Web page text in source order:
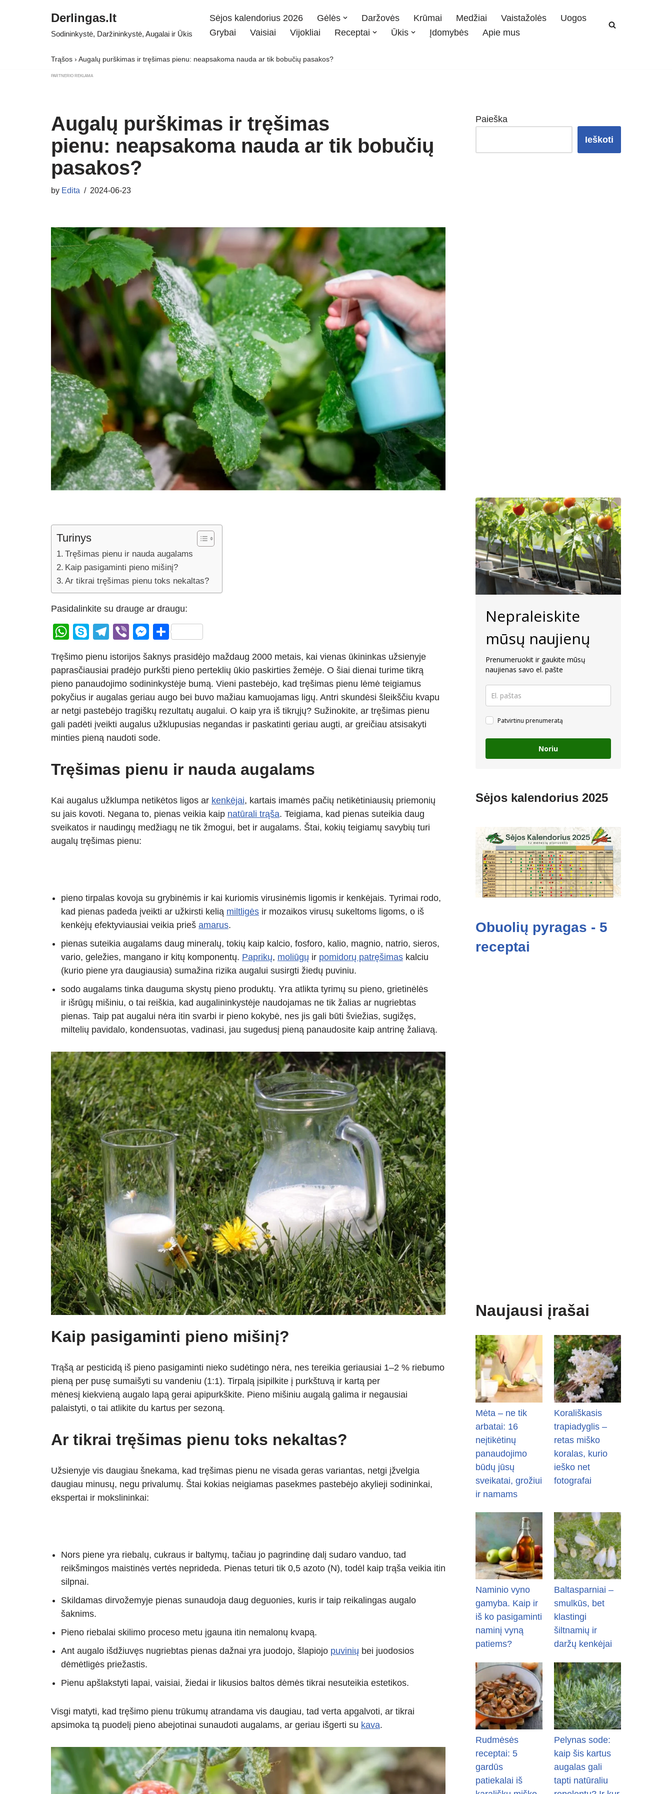
Derlingas.lt
Sodininkystė, Daržininkystė, Augalai ir Ūkis
Sėjos kalendorius 2026 Gėlės Daržovės Krūmai Medžiai Vaistažolės
Uogos
Grybai
Vaisiai Vijokliai Receptai Ūkis Įdomybės Apie mus
Trąšos › Augalų purškimas ir tręšimas pienu: neapsakoma nauda ar tik bobučių pasakos?
PARTNERIO REKLAMA
Augalų purškimas ir tręšimas
pienu: neapsakoma nauda ar tik bobučių
pasakos?
by Edita 2024-06-23
Turinys
Tręšimas pienu ir nauda augalams
Kaip pasigaminti pieno mišinį?
Ar tikrai tręšimas pienu toks nekaltas?
Pasidalinkite su drauge ar draugu:
W
at
s
A
p
p
S
p
e
T
e
gr
a
m
Vi
er
M
ss
e
n
g
er
S
ar
e
Tręšimo pienu istorijos šaknys prasidėjo maždaug 2000 metais, kai vienas ūkininkas užsienyje
paprasčiausiai pradėjo purkšti pieno perteklių ūkio paskirties žemėje. O šiai dienai turime tikrą
pieno panaudojimo sodininkystėje bumą. Vieni pastebėjo, kad tręšimas pienu lėmė teigiamus
pokyčius ir augalas geriau augo bei buvo mažiau kamuojamas ligų. Antri skundėsi šleikščiu kvapu
ar netgi pastebėjo tragiškų rezultatų augalui. O kaip yra iš tikrųjų? Sužinokite, ar tręšimas pienu
gali padėti įveikti augalus užklupusias negandas ir paskatinti geriau augti, ar greičiau atsisakyti
minties pieną naudoti sode.
Tręšimas pienu ir nauda augalams
Kai augalus užklumpa netikėtos ligos ar kenkėjai, kartais imamės pačių netikėtiniausių priemonių
su jais kovoti. Negana to, pienas veikia kaip natūrali trąša. Teigiama, kad pienas suteikia daug
sveikatos ir naudingų medžiagų ne tik žmogui, bet ir augalams. Štai, kokių teigiamų savybių turi
augalų tręšimas pienu:
pieno tirpalas kovoja su grybinėmis ir kai kuriomis virusinėmis ligomis ir kenkėjais. Tyrimai rodo,
kad pienas padeda įveikti ar užkirsti kelią miltligės ir mozaikos virusų sukeltoms ligoms, o iš
kenkėjų efektyviausiai veikia prieš amarus.
pienas suteikia augalams daug mineralų, tokių kaip kalcio, fosforo, kalio, magnio, natrio, sieros,
vario, geležies, mangano ir kitų komponentų. Paprikų, moliūgų ir pomidorų patręšimas kalciu
(kurio piene yra daugiausia) sumažina rizika augalui susirgti žiedų puviniu.
sodo augalams tinka dauguma skystų pieno produktų. Yra atlikta tyrimų su pieno, grietinėlės
ir išrūgų mišiniu, o tai reiškia, kad augalininkystėje naudojamas ne tik žalias ar nugriebtas
pienas. Taip pat augalui nėra itin svarbi ir pieno kokybė, nes jis gali būti šviežias, sugižęs,
miltelių pavidalo, kondensuotas, vadinasi, jau sugedusį pieną panaudosite kaip antrinę žaliavą.
Kaip pasigaminti pieno mišinį?
Trąšą ar pesticidą iš pieno pasigaminti nieko sudėtingo nėra, nes tereikia geriausiai 1–2 % riebumo
pieną per pusę sumaišyti su vandeniu (1:1). Tirpalą įsipilkite į purkštuvą ir kartą per
mėnesį kiekvieną augalo lapą gerai apipurkškite. Pieno mišiniu augalą galima ir negausiai
palaistyti, o tai atlikite du kartus per sezoną.
Ar tikrai tręšimas pienu toks nekaltas?
Užsienyje vis daugiau šnekama, kad tręšimas pienu ne visada geras variantas, netgi įžvelgia
daugiau minusų, negu privalumų. Štai kokias neigiamas pasekmes pastebėjo akylieji sodininkai,
ekspertai ir mokslininkai:
Nors piene yra riebalų, cukraus ir baltymų, tačiau jo pagrindinę dalį sudaro vanduo, tad
reikšmingos maistinės vertės neprideda. Pienas teturi tik 0,5 azoto (N), todėl kaip trąša veikia itin
silpnai.
Skildamas dirvožemyje pienas sunaudoja daug deguonies, kuris ir taip reikalingas augalo
šaknims.
Pieno riebalai skilimo proceso metu įgauna itin nemalonų kvapą.
Ant augalo išdžiuvęs nugriebtas pienas dažnai yra juodojo, šlapiojo puvinių bei juodosios
dėmėtligės priežastis.
Pienu apšlakstyti lapai, vaisiai, žiedai ir likusios baltos dėmės tikrai nesuteikia estetikos.
Visgi matyti, kad tręšimo pienu trūkumų atrandama vis daugiau, tad verta apgalvoti, ar tikrai
apsimoka tą puodelį pieno abejotinai sunaudoti augalams, ar geriau išgerti su kava.
Paieška
Ieškoti
Nepraleiskite
mūsų naujienų
Prenumeruokit ir gaukite mūsų
naujienas savo el. pašte
Patvirtinu prenumeratą
Noriu
Sėjos kalendorius 2025
Obuolių pyragas - 5
receptai
Naujausi įrašai
Mėta – ne tik
arbatai: 16
neįtikėtinų
panaudojimo
būdų jūsų
sveikatai, grožiui
ir namams
Korališkasis
trapiadyglis –
retas miško
koralas, kurio
ieško net
fotografai
Naminio vyno
gamyba. Kaip ir
iš ko pasigaminti
naminį vyną
patiems?
Baltasparniai –
smulkūs, bet
klastingi
šiltnamių ir
daržų kenkėjai
Rudmėsės
receptai: 5
gardūs
patiekalai iš
Pelynas sode:
kaip šis kartus
augalas gali
tapti natūraliu